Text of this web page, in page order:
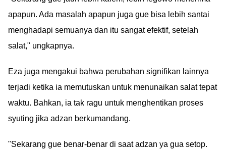
apapun. Ada masalah apapun juga gue bisa lebih santai
menghadapi semuanya dan itu sangat efektif, setelah
salat," ungkapnya.
Eza juga mengakui bahwa perubahan signifikan lainnya
terjadi ketika ia memutuskan untuk menunaikan salat tepat
waktu. Bahkan, ia tak ragu untuk menghentikan proses
syuting jika adzan berkumandang.
"Sekarang gue benar-benar di saat adzan ya gua setop.